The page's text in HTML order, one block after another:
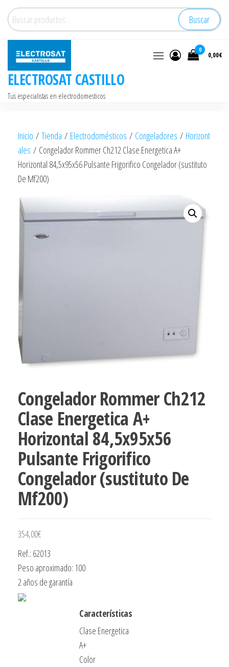
Saltar
contenido
Buscar
por:
Buscar
ELECTROSAT CASTILLO
Tus especialistas en electrodomesticos
0
0,00€
Inicio / Tienda / Electrodomésticos / Congeladores / Horizont
ales / Congelador Rommer Ch212 Clase Energetica A+
Horizontal 84,5x95x56 Pulsante Frigorifico Congelador (sustituto
De Mf200)
Congelador Rommer Ch212
Clase Energetica A+
Horizontal 84,5x95x56
Pulsante Frigorifico
Congelador (sustituto De
Mf200)
354,00€
Ref.: 62013
Peso aproximado: 100
2 años de garantía
Características
Clase Energetica
A+
Color